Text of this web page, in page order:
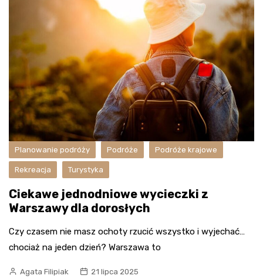
Planowanie podróży Podróże Podróże krajowe
Rekreacja Turystyka
Ciekawe jednodniowe wycieczki z
Warszawy dla dorosłych
Czy czasem nie masz ochoty rzucić wszystko i wyjechać…
chociaż na jeden dzień? Warszawa to
Agata Filipiak 21 lipca 2025